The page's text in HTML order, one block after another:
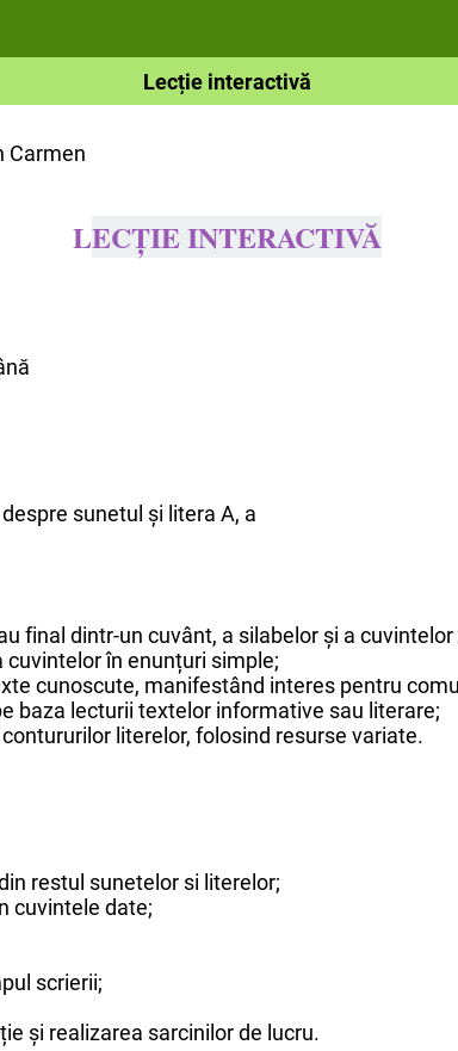
Lecție interactivă
Carmen
LECȚIE INTERACTIVĂ
sunetul și litera A, a
final dintr-un cuvânt, a silabelor și a
în enunțuri simple;
cunoscute, manifestând interes pentru
baza lecturii textelor informative sau literare;
literelor, folosind resurse variate.
restul sunetelor si literelor;
cuvintele date;
scrierii;
și realizarea sarcinilor de lucru.